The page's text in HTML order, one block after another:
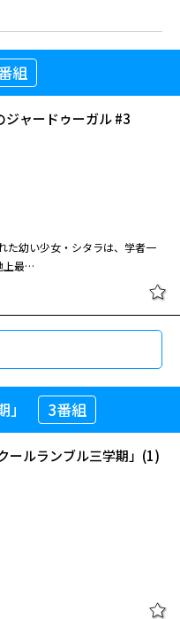
組
ジャードゥーガル #3
た幼い少女・シタラは、学者一
上最…
ャードゥーガル #3
た幼い少女・シタラは、学者一
最…
3番組
ールランブル三学期」(1)